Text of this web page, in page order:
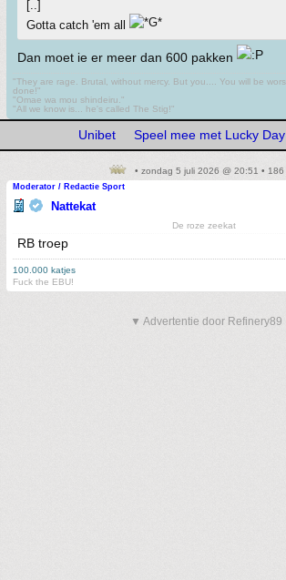
[..]
Gotta catch 'em all
Dan moet ie er meer dan 600 pakken
"They are rage. Brutal, without mercy. But you.... You will be
done!"
"Omae wa mou shindeiru."
"All we know is... he's called The Stig!"
Unibet Speel mee met Lucky
• zondag 5 juli 2026 @ 20:51 • 186
Moderator / Redactie Sport
Nattekat
De roze zeekat
RB troep
100.000 katjes
Fuck the EBU!
▼ Advertentie door Refinery89